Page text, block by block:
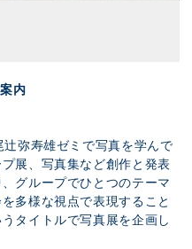
内
弥寿雄ゼミで写真を学んで
展、写真集など創作と発表
グループでひとつのテーマ
多様な視点で表現すること
タイトルで写真展を企画し